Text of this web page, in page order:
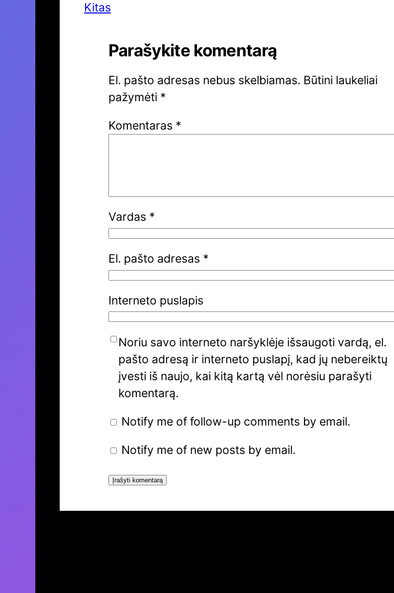
Kitas
Parašykite komentarą
El. pašto adresas nebus skelbiamas. Būtini laukeliai
pažymėti *
Komentaras *
Vardas *
El. pašto adresas *
Interneto puslapis
Noriu savo interneto naršyklėje išsaugoti vardą, el.
pašto adresą ir interneto puslapį, kad jų nebereiktų
įvesti iš naujo, kai kitą kartą vėl norėsiu parašyti
komentarą.
Notify me of follow-up comments by email.
Notify me of new posts by email.